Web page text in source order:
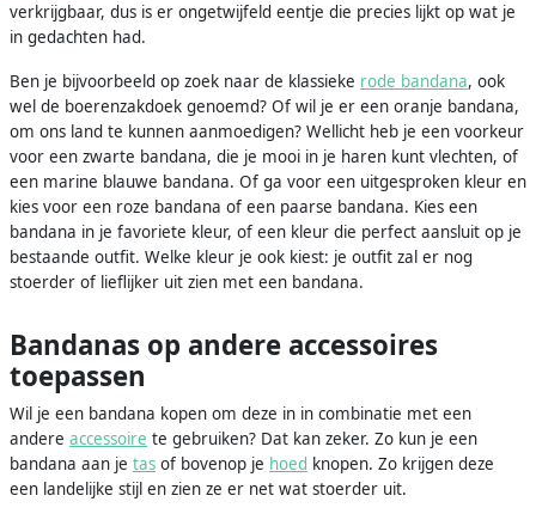
verkrijgbaar, dus is er ongetwijfeld eentje die precies lijkt op wat je
in gedachten had.
Ben je bijvoorbeeld op zoek naar de klassieke rode bandana, ook
wel de boerenzakdoek genoemd? Of wil je er een oranje bandana,
om ons land te kunnen aanmoedigen? Wellicht heb je een voorkeur
voor een zwarte bandana, die je mooi in je haren kunt vlechten, of
een marine blauwe bandana. Of ga voor een uitgesproken kleur en
kies voor een roze bandana of een paarse bandana. Kies een
bandana in je favoriete kleur, of een kleur die perfect aansluit op je
bestaande outfit. Welke kleur je ook kiest: je outfit zal er nog
stoerder of lieflijker uit zien met een bandana.
Bandanas op andere accessoires
toepassen
Wil je een bandana kopen om deze in in combinatie met een
andere accessoire te gebruiken? Dat kan zeker. Zo kun je een
bandana aan je tas of bovenop je hoed knopen. Zo krijgen deze
een landelijke stijl en zien ze er net wat stoerder uit.